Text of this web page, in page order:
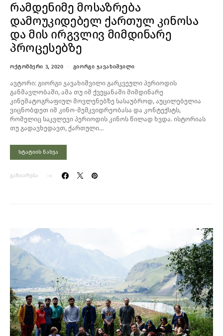
რამდენიმე მოსაზრება
დამოუკიდებელ ქართულ კინოსა
და მის ირგვლივ მიმდინარე
პროცესებზე
ᲝᲥᲢᲝᲛᲑᲔᲠᲘ 3, 2020 ᲒᲘᲝᲠᲒᲘ ᲯᲐᲕᲐᲮᲘᲨᲕᲘᲚᲘ
ავტორი: გიორგი ჯავახიშვილი გარკვეული პერიოდის
განმავლობაში, ამა თუ იმ ქვეყანაში მიმდინარე
კინემატოგრაფიულ მოვლენებზე სასაუბროდ, აუცილებელია
ვიცნობდეთ იმ კინო-მემკვიდრეობასა და კონტექსტს,
რომელიც საკვლევი პერიოდის კინოს წილად ხვდა. ისტორიას
თუ გადავხედავთ, ქართული…
სტატიის ნახვა
გაზიარება